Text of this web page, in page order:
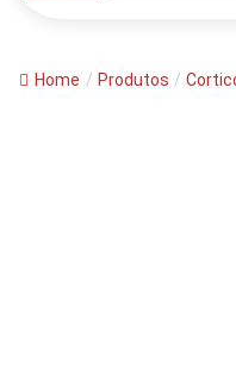
Home / Produtos /